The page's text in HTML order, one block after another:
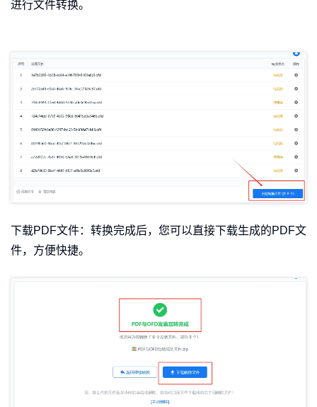
进行文件转换。
下载PDF文件：转换完成后，您可以直接下载生成的PDF文
件，方便快捷。